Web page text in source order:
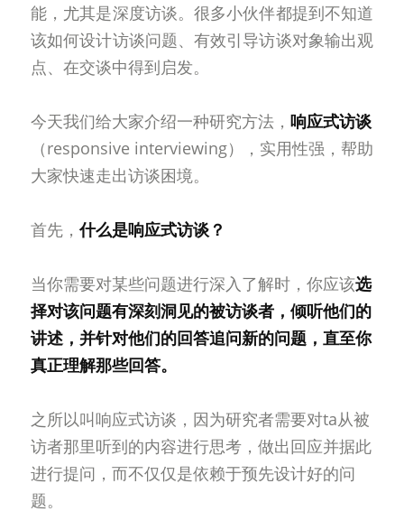
能，尤其是深度访谈。很多小伙伴都提到不知道
该如何设计访谈问题、有效引导访谈对象输出观
点、在交谈中得到启发。
今天我们给大家介绍一种研究方法， 响应式访谈
（responsive interviewing），实用性强，帮助
大家快速走出访谈困境。
首先，什么是响应式访谈？
当你需要对某些问题进行深入了解时，你应该选
择对该问题有深刻洞见的被访谈者，倾听他们的
讲述，并针对他们的回答追问新的问题，直至你
真正理解那些回答。
之所以叫响应式访谈，因为研究者需要对ta从被
访者那里听到的内容进行思考，做出回应并据此
进行提问，而不仅仅是依赖于预先设计好的问
题。